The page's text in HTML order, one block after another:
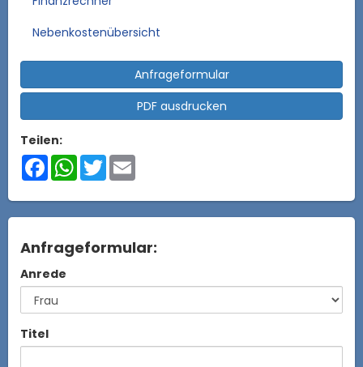
Nebenkostenübersicht
Anfrageformular
PDF ausdrucken
Teilen:
FacebookWhatsApp
Twitter
Anfrageformular:
Anrede
Titel